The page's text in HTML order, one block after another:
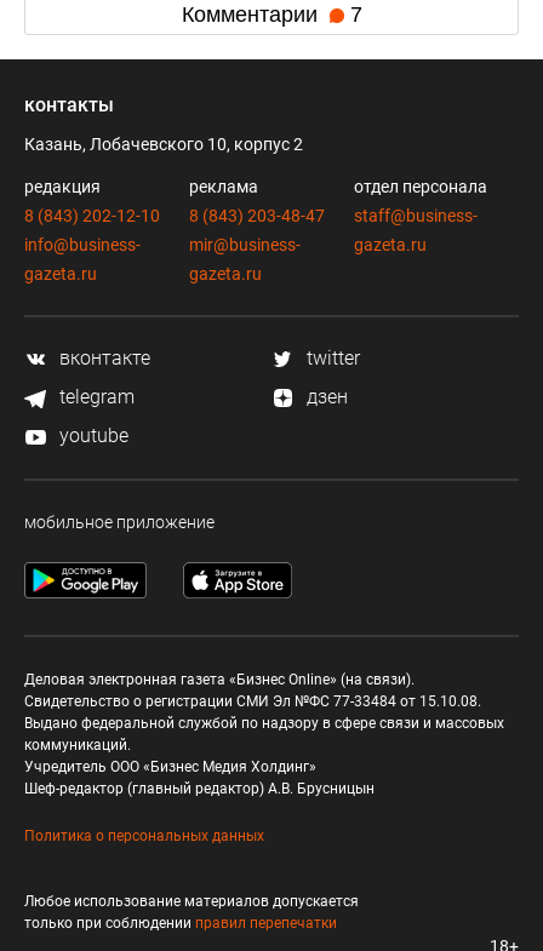
Комментарии 7
контакты
Казань, Лобачевского 10, корпус 2
редакция
8 (843) 202-12-10
info@business-
gazeta.ru
реклама
8 (843) 203-48-47
mir@business-
gazeta.ru
отдел персонала
staff@business-
gazeta.ru
вконтакте
twitter
telegram
дзен
youtube
мобильное приложение
Деловая электронная газета «Бизнес Online» (на связи).
Свидетельство о регистрации СМИ Эл №ФС 77-33484 от 15.10.08.
Выдано федеральной службой по надзору в сфере связи и массовых
коммуникаций.
Учредитель ООО «Бизнес Медия Холдинг»
Шеф-редактор (главный редактор) А.В. Брусницын
Политика о персональных данных
Любое использование материалов допускается
только при соблюдении правил перепечатки
18+